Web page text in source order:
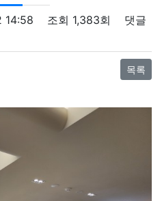
14:58 조회 1,383회
댓글
목록